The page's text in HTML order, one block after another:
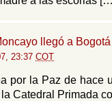
llegó a Bogotá
23:37 COT
por la Paz de hace
Catedral Primada